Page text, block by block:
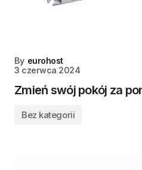
By eurohost
3 czerwca 2024
Zmień swój pokój za
Bez kategorii